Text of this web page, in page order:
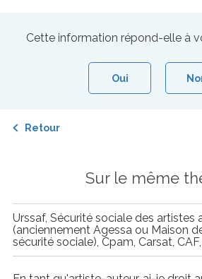
Cette information répond-elle à
Oui
Retour
Sur le même
Urssaf, Sécurité sociale des artistes
(anciennement Agessa ou Maison
sécurité sociale), Cpam, Carsat,